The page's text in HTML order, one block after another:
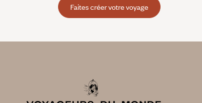
Faites créer votre voyage